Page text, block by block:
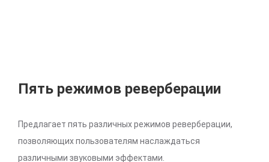
Пять режимов реверберации
Предлагает пять различных режимов реверберации,
позволяющих пользователям наслаждаться
различными звуковыми эффектами.